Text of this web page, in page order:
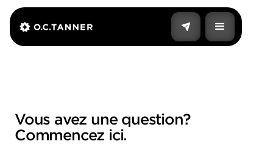
Vous avez une question?
Commencez ici.